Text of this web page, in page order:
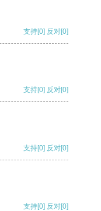
支持[0] 反对[0]
支持[0] 反对[0]
支持[0] 反对[0]
支持[0] 反对[0]